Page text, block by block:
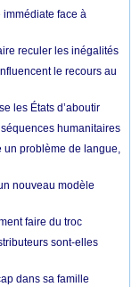
immédiate face à
reculer les inégalités
le recours au
les États d’aboutir
humanitaires
un problème de langue,
nouveau modèle
faire du troc
sont-elles
dans sa famille